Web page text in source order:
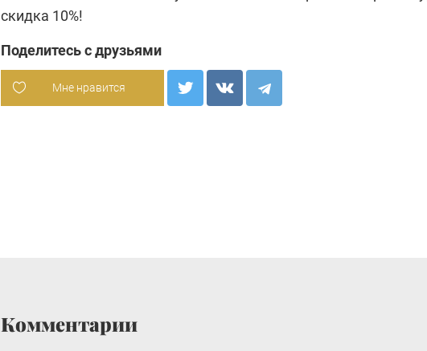
скидка 10%!
Поделитесь с друзьями
Мне нравится
Комментарии